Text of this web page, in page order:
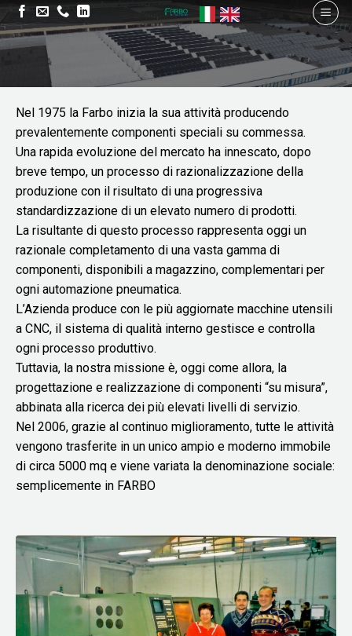
Nel 1975 la Farbo inizia la sua attività producendo
prevalentemente componenti speciali su commessa.
Una rapida evoluzione del mercato ha innescato, dopo
breve tempo, un processo di razionalizzazione della
produzione con il risultato di una progressiva
standardizzazione di un elevato numero di prodotti.
La risultante di questo processo rappresenta oggi un
razionale completamento di una vasta gamma di
componenti, disponibili a magazzino, complementari per
ogni automazione pneumatica.
L’Azienda produce con le più aggiornate macchine utensili
a CNC, il sistema di qualità interno gestisce e controlla
ogni processo produttivo.
Tuttavia, la nostra missione è, oggi come allora, la
progettazione e realizzazione di componenti “su misura”,
abbinata alla ricerca dei più elevati livelli di servizio.
Nel 2006, grazie al continuo miglioramento, tutte le attività
vengono trasferite in un unico ampio e moderno immobile
di circa 5000 mq e viene variata la denominazione sociale:
semplicemente in FARBO